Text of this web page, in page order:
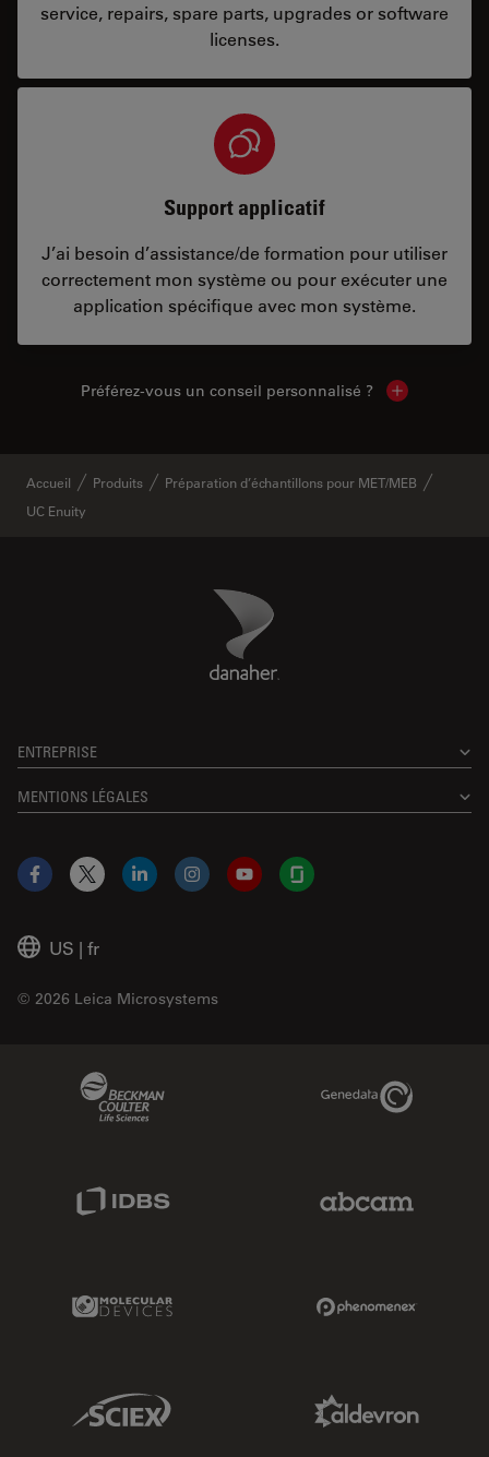
service, repairs, spare parts, upgrades or software
licenses.
Support applicatif
J’ai besoin d’assistance/de formation pour utiliser
correctement mon système ou pour exécuter une
application spécifique avec mon système.
Préférez-vous un conseil personnalisé ? Show local
Accueil Produits
Préparation d’échantillons pour MET/MEB
UC Enuity
Danaher Logo
ENTREPRISE
MENTIONS LÉGALES
US | fr
© 2026 Leica Microsystems
Facebook
X LinkedInInstagramYouTubeGlassdoor
Genedata Link
Molecular Devices Link
Sciex Link